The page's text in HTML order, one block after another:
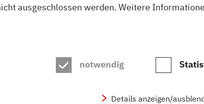
ausgeschlossen werden. Weitere
notwendig
Details anzeigen/